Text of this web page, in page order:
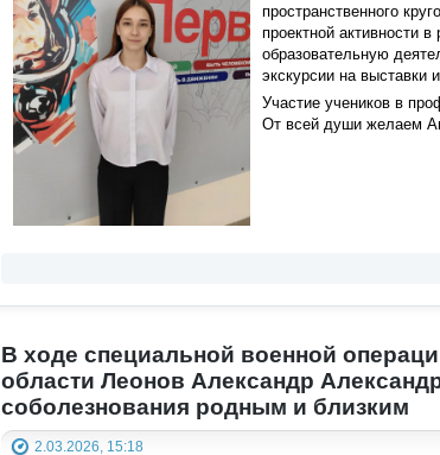
пространственного
проектной активности
образовательную
экскурсии на выставки
Участие учеников в
От всей души желаем
В ходе специальной военной
области Леонов Александр
соболезнования родным и близким
2.03.2026, 15:18